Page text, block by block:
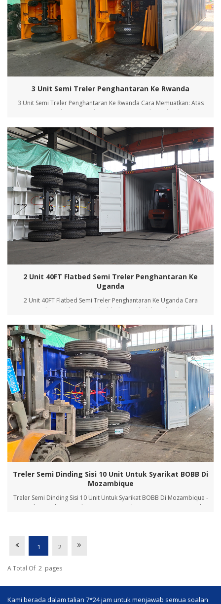
3 Unit Semi Treler Penghantaran Ke Rwanda
3 Unit Semi Treler Penghantaran Ke Rwanda Cara Memuatkan: Atas
permintaan pelanggan, treler itu mengguna pakai treler dipasang
pembangunan, reka bentuk, pengeluaran, pembuatan, pemeriksaan
dan lain-lain, untuk merealisasikan pemasangan tiga trele...
2 Unit 40FT Flatbed Semi Treler Penghantaran Ke
Uganda
2 Unit 40FT Flatbed Semi Treler Penghantaran Ke Uganda Cara
memuatkan:Sambungan bolt di bahagian belakang kenderaan .
Treler Semi Dinding Sisi 10 Unit Untuk Syarikat BOBB Di
Mozambique
Treler Semi Dinding Sisi 10 Unit Untuk Syarikat BOBB Di Mozambique -
-----Tabur pada musim bunga, tanam pada musim panas, tuai pada
1 2
A Total Of 2 Pages
Kami berada dalam talian 7*24 jam untuk menjawab semua soalan